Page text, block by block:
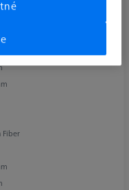
Fiber